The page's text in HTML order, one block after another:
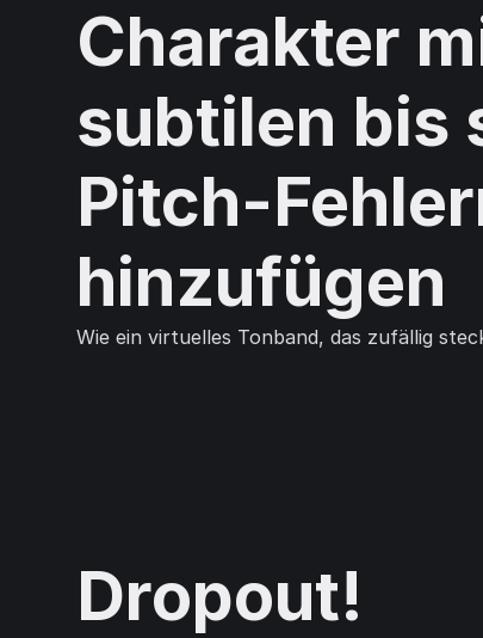
Charakter
subtilen bis
Pitch-
hinzufügen
Wie ein virtuelles Tonband, das zufällig
Dropout!